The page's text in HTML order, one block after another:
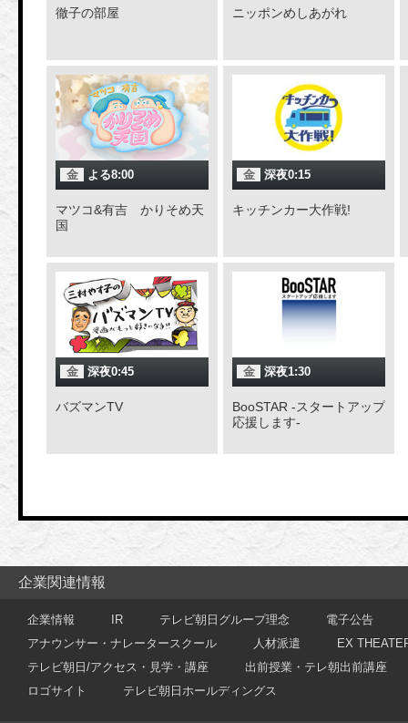
徹子の部屋 ニッポンめしあがれ
金 よる8:00
マツコ&有吉 かりそめ天
国
金 深夜0:15
キッチンカー大作戦!
金 深夜0:45
バズマンTV
金 深夜1:30
BooSTAR -スタートアップ
応援します-
企業関連情報
企業情報 IR テレビ朝日グループ理念
電子公告
アナウンサー・ナレータースクール
人材派遣
EX
テレビ朝日/アクセス・見学・講座
出前授業・テレ朝出前講座
ロゴサイト
テレビ朝日ホールディングス